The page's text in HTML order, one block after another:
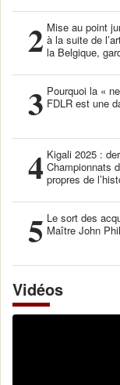
2 Mise au point
à la suite de
la Belgique,
3 Pourquoi la «
FDLR est une
4 Kigali 2025 :
Championnats
propres de
5 Le sort des
Maître John
Vidéos